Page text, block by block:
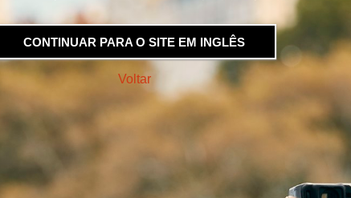
CONTINUAR PARA O SITE EM INGLÊS
Voltar